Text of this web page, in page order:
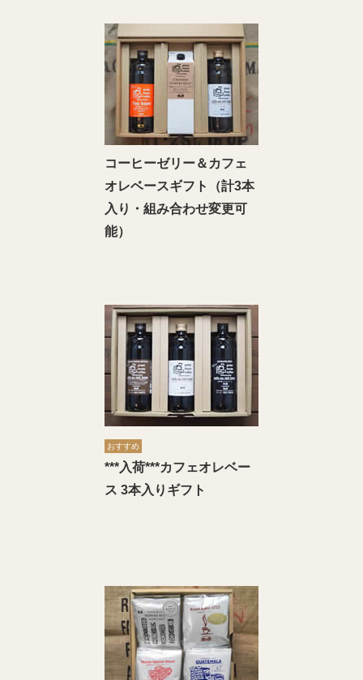
コーヒーゼリー＆カフェ
オレベースギフト（計3本
入り・組み合わせ変更可
能）
おすすめ
***入荷***カフェオレベー
ス 3本入りギフト